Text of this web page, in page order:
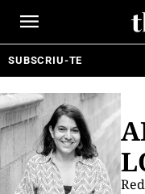
SUBSCRIU-TE